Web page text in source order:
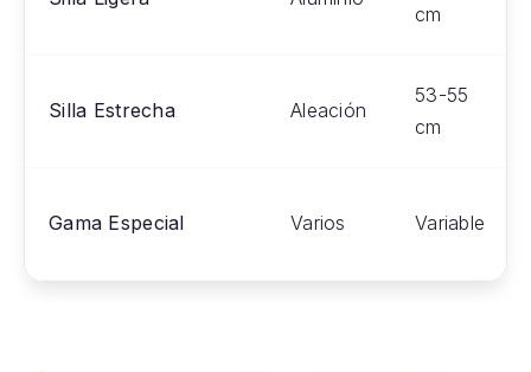
cm
Silla Estrecha Aleación
53-55
cm
Gama Especial Varios Variable